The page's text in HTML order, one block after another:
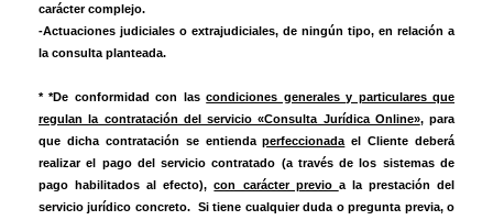
carácter complejo.
-Actuaciones judiciales o extrajudiciales, de ningún tipo, en relación a
la consulta planteada.
* *De conformidad con lascondiciones generales y particulares que
regulan la contratación del servicio «Consulta Jurídica Online», para
que dicha contratación se entiendaperfeccionada el Cliente deberá
realizar el pago del servicio contratado (a través de los sistemas de
pago habilitados al efecto),con carácter previo a la prestación del
servicio jurídico concreto. Si tiene cualquier duda o pregunta previa, o